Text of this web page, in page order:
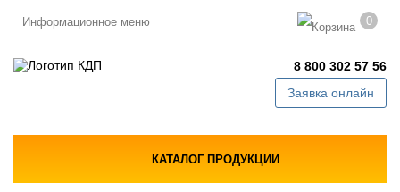
Информационное меню 0
8 800 302 57 56
Заявка онлайн
КАТАЛОГ ПРОДУКЦИИ